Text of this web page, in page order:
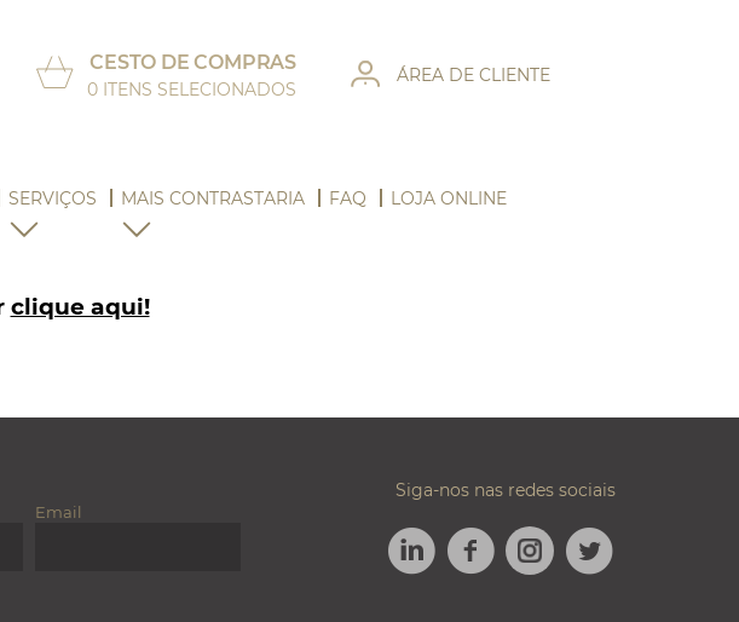
ÁREA DE CLIENTE
CESTO DE COMPRAS
0 ITENS SELECIONADOS
SERVIÇOS MAIS CONTRASTARIA FAQ LOJA ONLINE
clique aqui!
Email
Siga-nos nas redes sociais
LINKEDINFACEBOOK
INSTAGRAM